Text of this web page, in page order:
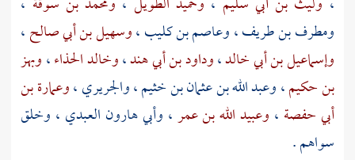
ومطرف بن طريف،وعاصم بن كليب،وسهيل بن أبي صالح،
وإسماعيل بن أبي خالد،وداود بن أبي هند،وخالد الحذاء،وبهز
بن حكيم،وعبد الله بن عثمان بن خثيم،والجريري،وعمارة بن
أبي حفصة ، وعبيد الله بن عمر، وأبي هارون العبدي ، وخلق
سواهم .